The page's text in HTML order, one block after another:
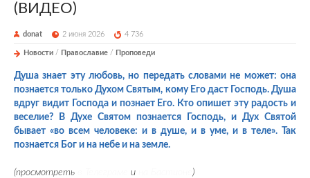
(ВИДЕО)
donat 2 июня 2026 4 736
Новости / Православие / Проповеди
Душа знает эту любовь, но передать словами не может: она
познается только Духом Святым, кому Его даст Господь. Душа
вдруг видит Господа и познает Его. Кто опишет эту радость и
веселие? В Духе Святом познается Господь, и Дух Святой
бывает «во всем человеке: и в душе, и в уме, и в теле». Так
познается Бог и на небе и на земле.
(просмотреть и )